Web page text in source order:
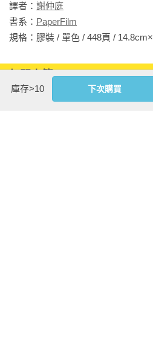
譯者： 謝仲庭
書系： PaperFilm
規格：膠裝 / 單色 / 448頁 /
相關書籍
同書系
庫存>10 下次購買